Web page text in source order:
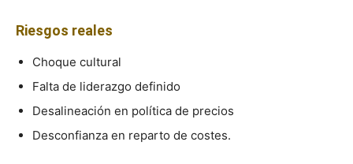
Riesgos reales
Choque cultural
Falta de liderazgo definido
Desalineación en política de precios
Desconfianza en reparto de costes.